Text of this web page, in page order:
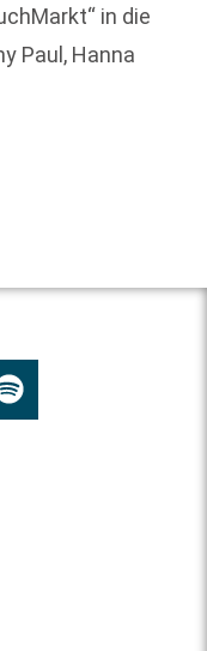
in die
Paul, Hanna